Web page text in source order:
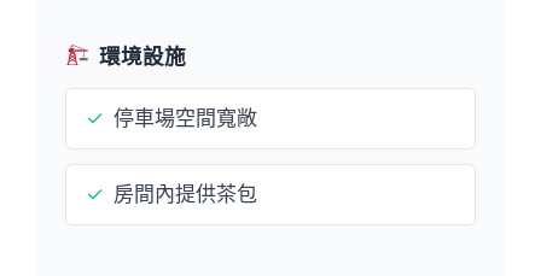
環境設施
✓ 停車場空間寬敞
✓ 房間內提供茶包